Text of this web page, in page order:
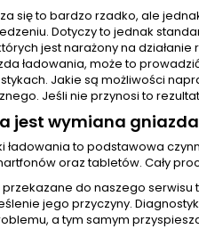
się to bardzo rzadko, ale
Dotyczy to jednak
jest narażony na
ładowania, może to
Jakie są możliwości
Jeśli nie przynosi to
jest wymiana gniazda
ładowania to podstawowa
oraz tabletów. Cały
przekazane do naszego serwisu
jego przyczyny.
a tym samym